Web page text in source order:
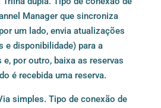
Manager que sincroniza
um lado, envia atualizações
e disponibilidade) para a
por outro, baixa as reservas
é recebida uma reserva.
simples. Tipo de conexão de